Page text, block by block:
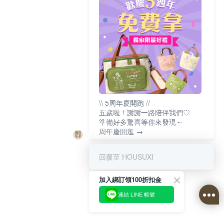
\\ 5周年慶開跑 //
五歲啦！謝謝一路陪伴我們♡
準備好多驚喜等你來發現～
周年慶開逛 →
回覆至 HOUSUXI
加入綁訂領100折扣金
連結 LINE 帳號